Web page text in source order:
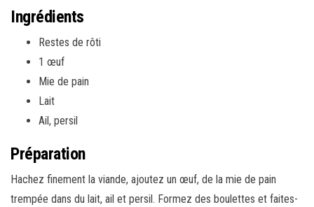
Ingrédients
Restes de rôti
1 œuf
Mie de pain
Lait
Ail, persil
Préparation
Hachez finement la viande, ajoutez un œuf, de la mie de pain
trempée dans du lait, ail et persil. Formez des boulettes et faites-